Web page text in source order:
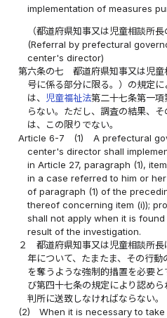
implementation of measures
（都道府県知事又は児童相談所長
(Referral by prefectural
center's director)
第六条の七
都道府県知事又は児
号に係る部分に限る。）の規定
は、 児童福祉法第二十七条第一
らない。ただし、調査の結果、
は、この限りでない。
Article 6-7
(1)
A prefectural
center's director shall
in Article 27, paragraph (1),
in a case referred to him or
of paragraph (1) of the
thereof concerning item (i));
shall not apply when it is
result of the investigation.
２
都道府県知事又は児童相談所長
年について、たまたま、その行
を奪うような強制的措置を必要
び第四十七条の規定により認め
判所に送致しなければならない。
(2)
When it is necessary to